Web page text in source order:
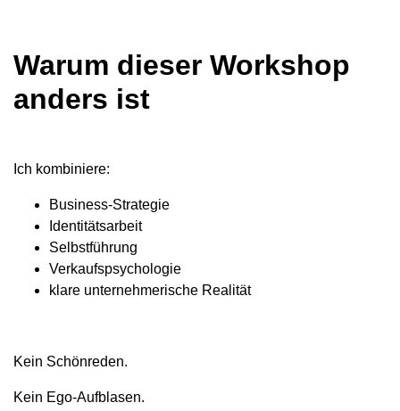
Warum dieser Workshop
anders ist
Ich kombiniere:
Business-Strategie
Identitätsarbeit
Selbstführung
Verkaufspsychologie
klare unternehmerische Realität
Kein Schönreden.
Kein Ego-Aufblasen.